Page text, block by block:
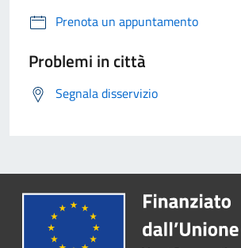
Prenota un appuntamento
Problemi in città
Segnala disservizio